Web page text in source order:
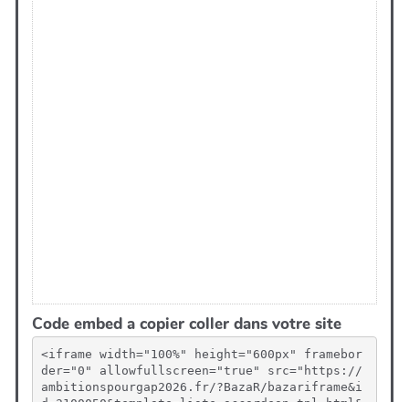
Code embed a copier coller dans votre site
<iframe width="100%" height="600px" framebor
der="0" allowfullscreen="true" src="https://
ambitionspourgap2026.fr/?BazaR/bazariframe&i